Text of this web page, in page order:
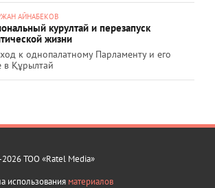
АЙНАБЕКОВ
курултай и перезапуск
жизни
к однопалатному Парламенту и его
в Құрылтай
ТОО «Ratel Media»
использования материалов